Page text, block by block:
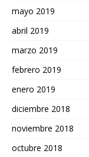
mayo 2019
abril 2019
marzo 2019
febrero 2019
enero 2019
diciembre 2018
noviembre 2018
octubre 2018